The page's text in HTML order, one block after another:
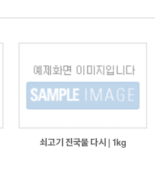
쇠고기 진국물 다시 | 1kg